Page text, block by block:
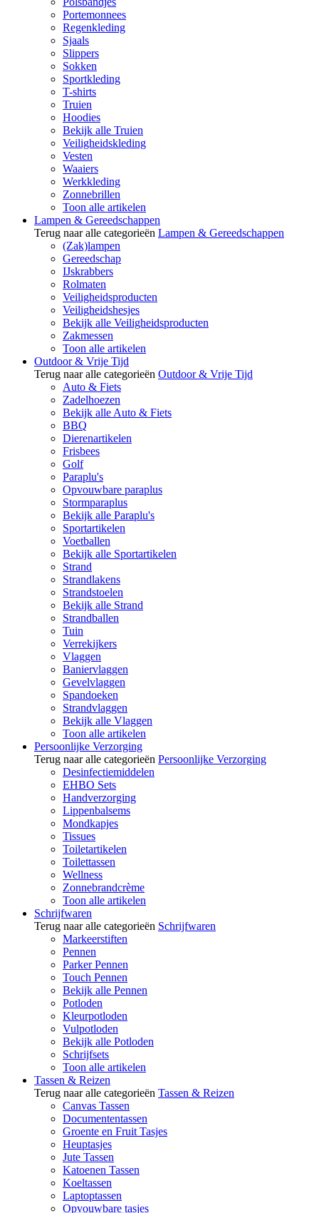
Portemonnees
Regenkleding
Sjaals
Slippers
Sokken
Sportkleding
T-shirts
Truien
Hoodies
Bekijk alle Truien
Veiligheidskleding
Vesten
Waaiers
Werkkleding
Zonnebrillen
Toon alle artikelen
Lampen & Gereedschappen
Terug naar alle categorieën Lampen & Gereedschappen
(Zak)lampen
Gereedschap
IJskrabbers
Rolmaten
Veiligheidsproducten
Veiligheidshesjes
Bekijk alle Veiligheidsproducten
Zakmessen
Toon alle artikelen
Outdoor & Vrije Tijd
Terug naar alle categorieën Outdoor & Vrije Tijd
Auto & Fiets
Zadelhoezen
Bekijk alle Auto & Fiets
BBQ
Dierenartikelen
Frisbees
Golf
Paraplu's
Opvouwbare paraplus
Stormparaplus
Bekijk alle Paraplu's
Sportartikelen
Voetballen
Bekijk alle Sportartikelen
Strand
Strandlakens
Strandstoelen
Bekijk alle Strand
Strandballen
Tuin
Verrekijkers
Vlaggen
Baniervlaggen
Gevelvlaggen
Spandoeken
Strandvlaggen
Bekijk alle Vlaggen
Toon alle artikelen
Persoonlijke Verzorging
Terug naar alle categorieën Persoonlijke Verzorging
Desinfectiemiddelen
EHBO Sets
Handverzorging
Lippenbalsems
Mondkapjes
Tissues
Toiletartikelen
Toilettassen
Wellness
Zonnebrandcrème
Toon alle artikelen
Schrijfwaren
Terug naar alle categorieën Schrijfwaren
Markeerstiften
Pennen
Parker Pennen
Touch Pennen
Bekijk alle Pennen
Potloden
Kleurpotloden
Vulpotloden
Bekijk alle Potloden
Schrijfsets
Toon alle artikelen
Tassen & Reizen
Terug naar alle categorieën Tassen & Reizen
Canvas Tassen
Documententassen
Groente en Fruit Tasjes
Heuptasjes
Jute Tassen
Katoenen Tassen
Koeltassen
Laptoptassen
Opvouwbare tasjes